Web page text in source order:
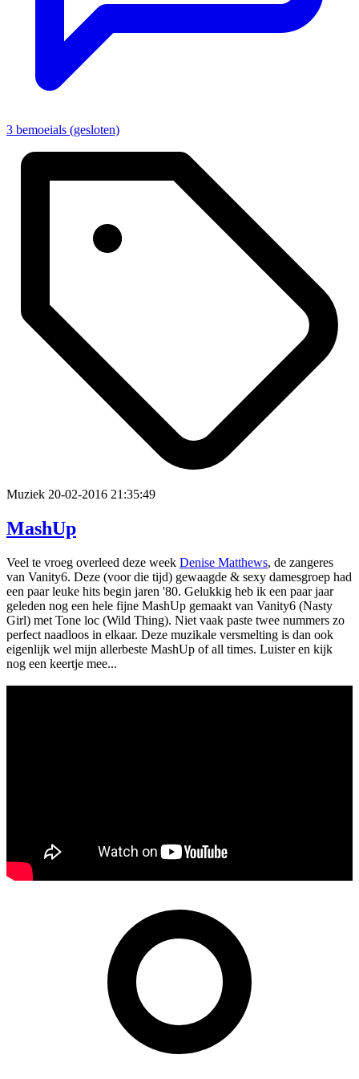
3 bemoeials (gesloten)
Muziek 20-02-2016 21:35:49
MashUp
Veel te vroeg overleed deze week Denise Matthews, de zangeres
van Vanity6. Deze (voor die tijd) gewaagde & sexy damesgroep had
een paar leuke hits begin jaren '80. Gelukkig heb ik een paar jaar
geleden nog een hele fijne MashUp gemaakt van Vanity6 (Nasty
Girl) met Tone loc (Wild Thing). Niet vaak paste twee nummers zo
perfect naadloos in elkaar. Deze muzikale versmelting is dan ook
eigenlijk wel mijn allerbeste MashUp of all times. Luister en kijk
nog een keertje mee...